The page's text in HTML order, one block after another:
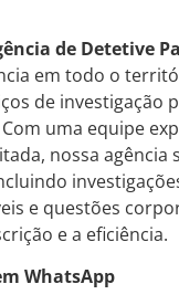
de Detetive
em todo o
de investigação
uma equipe
nossa agência
e questões
e a eficiência.
WhatsApp